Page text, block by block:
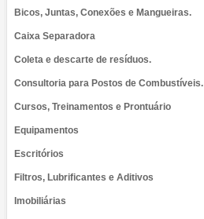
Bicos, Juntas, Conexões e Mangueiras.
Caixa Separadora
Coleta e descarte de resíduos.
Consultoria para Postos de Combustíveis.
Cursos, Treinamentos e Prontuário
Equipamentos
Escritórios
Filtros, Lubrificantes e Aditivos
Imobiliárias